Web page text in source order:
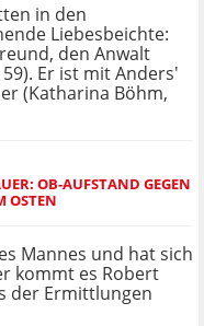
in den
Liebesbeichte:
den Anwalt
Er ist mit Anders'
(Katharina Böhm,
OB-AUFSTAND GEGEN
OSTEN
Mannes und hat sich
kommt es Robert
der Ermittlungen